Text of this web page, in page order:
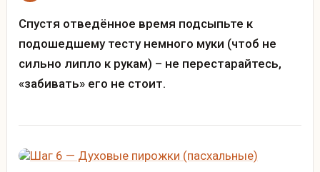
Спустя отведённое время подсыпьте к
подошедшему тесту немного муки (чтоб не
сильно липло к рукам) – не перестарайтесь,
«забивать» его не стоит.